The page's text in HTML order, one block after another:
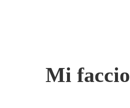
Mi faccio